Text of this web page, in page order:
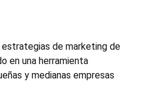
estrategias de marketing de
en una herramienta
y medianas empresas